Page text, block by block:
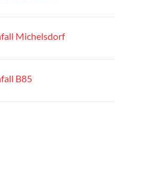
Michelsdorf
B85